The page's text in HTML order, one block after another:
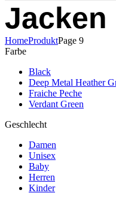
Jacken
HomeProduktPage 9
Farbe
Black
Deep Metal Heather
Fraiche Peche
Verdant Green
Geschlecht
Damen
Unisex
Baby
Herren
Kinder